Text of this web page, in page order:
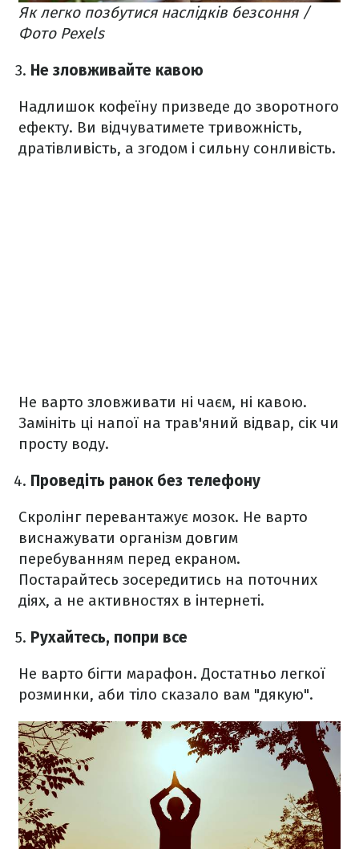
Як легко позбутися наслідків безсоння /
Фото Pexels
Не зловживайте кавою
Надлишок кофеїну призведе до зворотного
ефекту. Ви відчуватимете тривожність,
дратівливість, а згодом і сильну сонливість.
Не варто зловживати ні чаєм, ні кавою.
Замініть ці напої на трав'яний відвар, сік чи
просту воду.
Проведіть ранок без телефону
Скролінг перевантажує мозок. Не варто
виснажувати організм довгим
перебуванням перед екраном.
Постарайтесь зосередитись на поточних
діях, а не активностях в інтернеті.
Рухайтесь, попри все
Не варто бігти марафон. Достатньо легкої
розминки, аби тіло сказало вам "дякую".